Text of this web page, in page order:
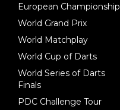
European Championship
World Grand Prix
World Matchplay
World Cup of Darts
World Series of Darts
Finals
PDC Challenge Tour